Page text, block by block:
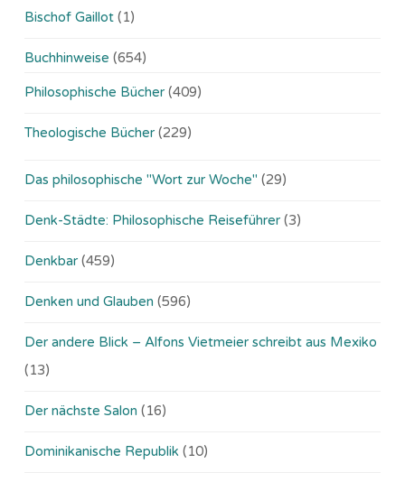
Bischof Gaillot (1)
Buchhinweise (654)
Philosophische Bücher (409)
Theologische Bücher (229)
Das philosophische "Wort zur Woche" (29)
Denk-Städte: Philosophische Reiseführer (3)
Denkbar (459)
Denken und Glauben (596)
Der andere Blick – Alfons Vietmeier schreibt aus Mexiko
(13)
Der nächste Salon (16)
Dominikanische Republik (10)